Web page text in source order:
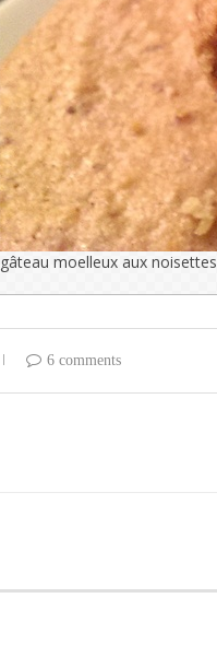
gâteau moelleux aux noisettes
6 comments